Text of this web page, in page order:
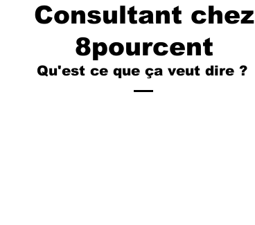
Consultant chez
8pourcent
Qu'est ce que ça veut dire ?